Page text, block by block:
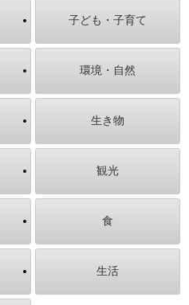
子ども・子育て
環境・自然
生き物
観光
食
生活